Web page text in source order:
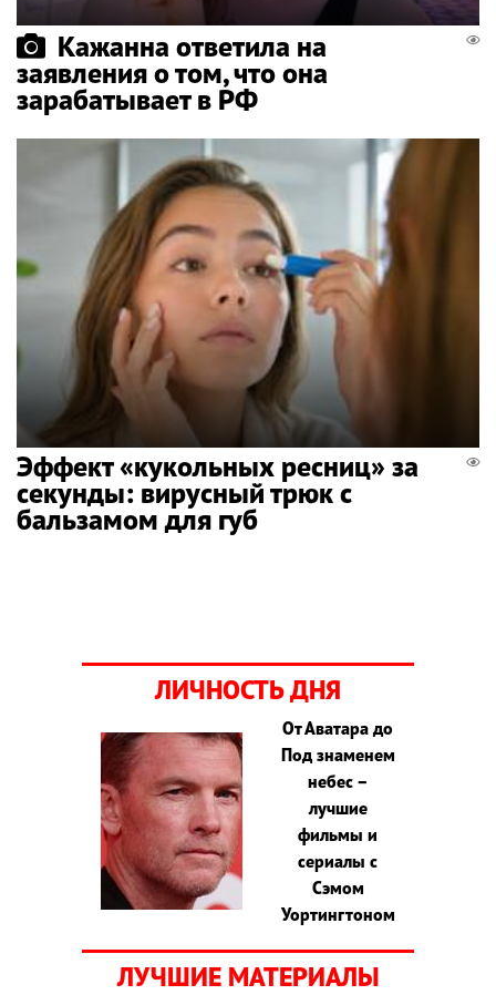
Кажанна ответила на
заявления о том, что она
зарабатывает в РФ
Эффект «кукольных ресниц» за
секунды: вирусный трюк с
бальзамом для губ
ЛИЧНОСТЬ ДНЯ
От Аватара до
Под знаменем
небес –
лучшие
фильмы и
сериалы с
Сэмом
Уортингтоном
ЛУЧШИЕ МАТЕРИАЛЫ